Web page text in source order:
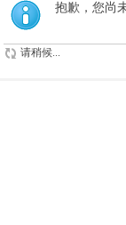
抱歉，您尚
请稍候...